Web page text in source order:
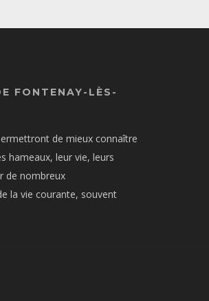
FONTENAY-LÈS-
de mieux connaître
hameaux, leur vie, leurs
de nombreux
la vie courante, souvent